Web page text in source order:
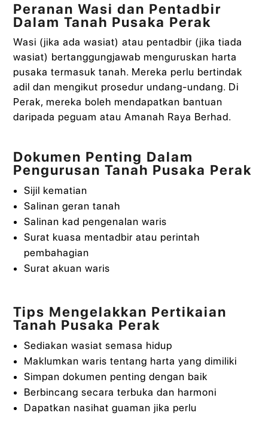
Peranan Wasi dan Pentadbir
Dalam Tanah Pusaka Perak
Wasi (jika ada wasiat) atau pentadbir (jika tiada
wasiat) bertanggungjawab menguruskan harta
pusaka termasuk tanah. Mereka perlu bertindak
adil dan mengikut prosedur undang-undang. Di
Perak, mereka boleh mendapatkan bantuan
daripada peguam atau Amanah Raya Berhad.
Dokumen Penting Dalam
Pengurusan Tanah Pusaka Perak
Sijil kematian
Salinan geran tanah
Salinan kad pengenalan waris
Surat kuasa mentadbir atau perintah
pembahagian
Surat akuan waris
Tips Mengelakkan Pertikaian
Tanah Pusaka Perak
Sediakan wasiat semasa hidup
Maklumkan waris tentang harta yang dimiliki
Simpan dokumen penting dengan baik
Berbincang secara terbuka dan harmoni
Dapatkan nasihat guaman jika perlu